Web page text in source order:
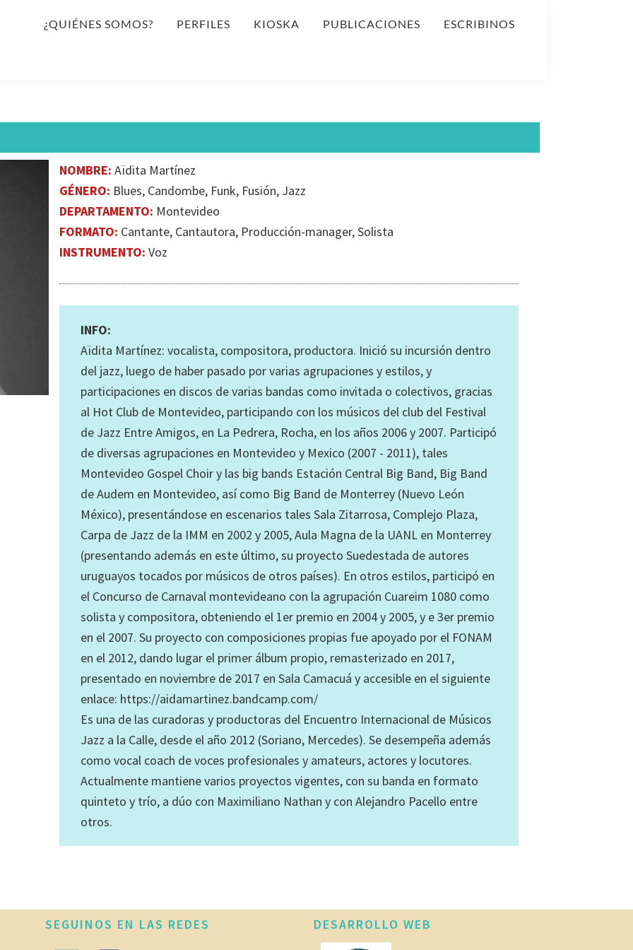
¿QUIÉNES SOMOS? PERFILES KIOSKA PUBLICACIONES ESCRIBINOS
NOMBRE: Aïdita Martínez
GÉNERO: Blues, Candombe, Funk, Fusión, Jazz​
DEPARTAMENTO: Montevideo
FORMATO: Cantante, Cantautora, Producción-manager, Solista
INSTRUMENTO: Voz
INFO:
Aïdita Martínez: vocalista, compositora, productora. Inició su incursión dentro
del jazz, luego de haber pasado por varias agrupaciones y estilos, y
participaciones en discos de varias bandas como invitada o colectivos, gracias
al Hot Club de Montevideo, participando con los músicos del club del Festival
de Jazz Entre Amigos, en La Pedrera, Rocha, en los años 2006 y 2007. Participó
de diversas agrupaciones en Montevideo y Mexico (2007 - 2011), tales
Montevideo Gospel Choir y las big bands Estación Central Big Band, Big Band
de Audem en Montevideo, así como Big Band de Monterrey (Nuevo León
México), presentándose en escenarios tales Sala Zitarrosa, Complejo Plaza,
Carpa de Jazz de la IMM en 2002 y 2005, Aula Magna de la UANL en Monterrey
(presentando además en este último, su proyecto Suedestada de autores
uruguayos tocados por músicos de otros países). En otros estilos, participó en
el Concurso de Carnaval montevideano con la agrupación Cuareim 1080 como
solista y compositora, obteniendo el 1er premio en 2004 y 2005, y e 3er premio
en el 2007. Su proyecto con composiciones propias fue apoyado por el FONAM
en el 2012, dando lugar el primer álbum propio, remasterizado en 2017,
presentado en noviembre de 2017 en Sala Camacuá y accesible en el siguiente
enlace: https://aidamartinez.bandcamp.com/
Es una de las curadoras y productoras del Encuentro Internacional de Músicos
Jazz a la Calle, desde el año 2012 (Soriano, Mercedes). Se desempeña además
como vocal coach de voces profesionales y amateurs, actores y locutores.
Actualmente mantiene varios proyectos vigentes, con su banda en formato
quinteto y trío, a dúo con Maximiliano Nathan y con Alejandro Pacello entre
otros.
SEGUINOS EN LAS REDES DESARROLLO WEB